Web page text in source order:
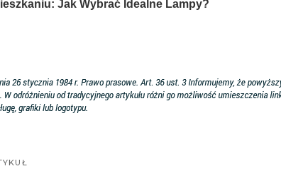
Jak Wybrać Idealne Lampy?